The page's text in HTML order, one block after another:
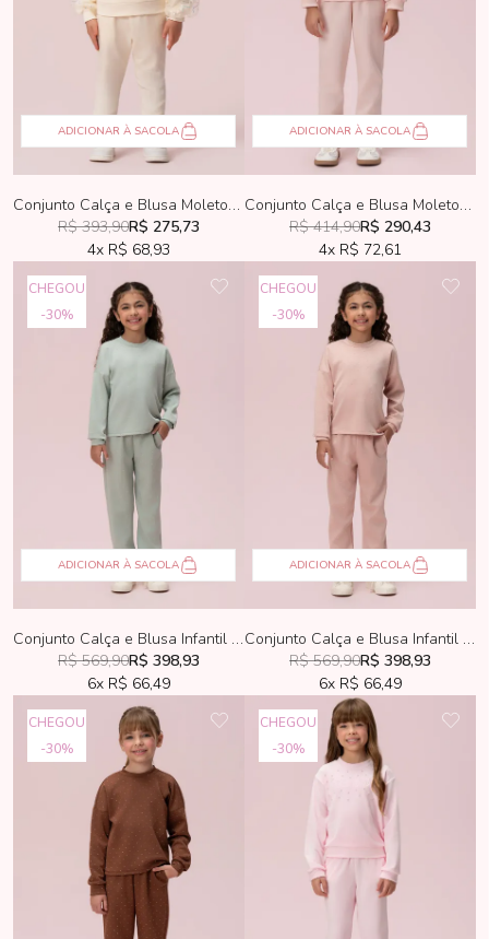
ADICIONAR À SACOLA
Conjunto Calça e Blusa Moletom Infantil Petit Cherie Creme
R$ 393,90R$ 275,73
4x R$ 68,93
ADICIONAR À SACOLA
Conjunto Calça e Blusa Moletom Infantil Petit Cherie Rosa
R$ 414,90R$ 290,43
4x R$ 72,61
30%
CHEGOU
ADICIONAR À SACOLA
Conjunto Calça e Blusa Infantil Petit Cherie Verde com Hotfix
R$ 569,90R$ 398,93
6x R$ 66,49
30%
CHEGOU
ADICIONAR À SACOLA
Conjunto Calça e Blusa Infantil Petit Cherie Rose com Hotfix
R$ 569,90R$ 398,93
6x R$ 66,49
30%
CHEGOU
30%
CHEGOU